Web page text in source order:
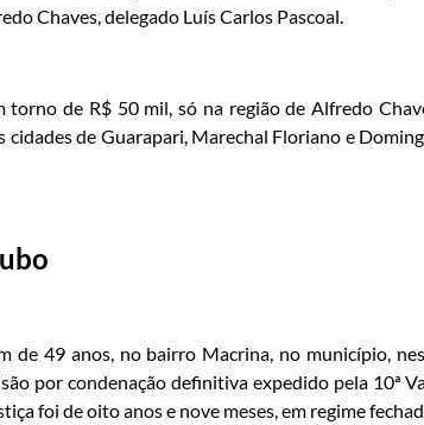
Chaves, delegado Luís Carlos Pascoal.
de R$ 50 mil, só na região de Alfredo
cidades de Guarapari, Marechal Floriano e
de 49 anos, no bairro Macrina, no município,
por condenação definitiva expedido pela 10ª
foi de oito anos e nove meses, em regime